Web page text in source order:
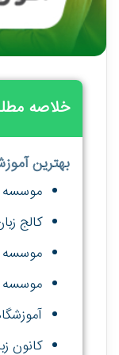
خلاصه
بهترین
موسسه
کالج
موسسه
موسسه
کانون